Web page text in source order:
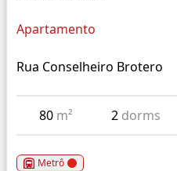
Apartamento
Rua Conselheiro Brotero
80 m² 2 dorms
Metrô